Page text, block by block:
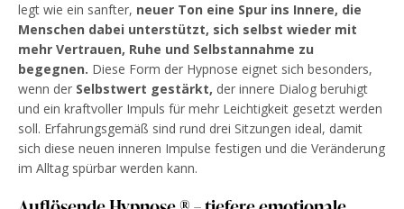
legt wie ein sanfter, neuer Ton eine Spur ins Innere, die
Menschen dabei unterstützt, sich selbst wieder mit
mehr Vertrauen, Ruhe und Selbstannahme zu
begegnen. Diese Form der Hypnose eignet sich besonders,
wenn der Selbstwert gestärkt, der innere Dialog beruhigt
und ein kraftvoller Impuls für mehr Leichtigkeit gesetzt werden
soll. Erfahrungsgemäß sind rund drei Sitzungen ideal, damit
sich diese neuen inneren Impulse festigen und die Veränderung
im Alltag spürbar werden kann.